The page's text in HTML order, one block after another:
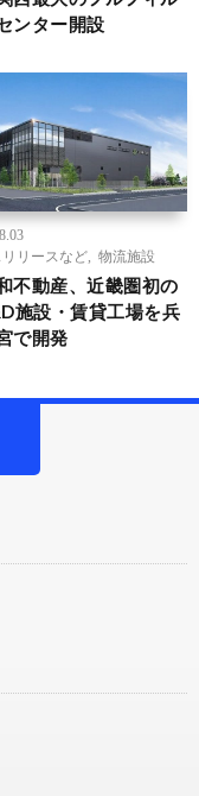
ンター開設
リリースなど
物流施設
不動産、近畿圏初の
施設・賃貸工場を兵
で開発